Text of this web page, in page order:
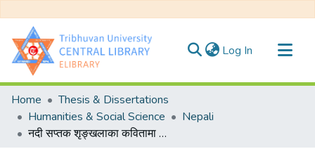
Log In (current)
Communities & Collections
All of DSpace
Statistics
Home
Thesis & Dissertations
Humanities & Social Science
Nepali
नदी सप्तक शृङ्खलाका कवितामा पर्यावरणीय चेतना